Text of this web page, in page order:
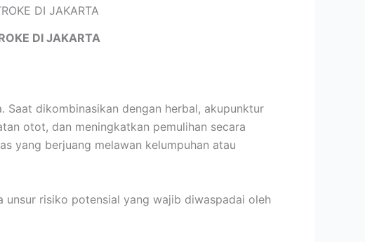
DI JAKARTA
dikombinasikan dengan herbal, akupunktur
otot, dan meningkatkan pemulihan secara
yang berjuang melawan kelumpuhan atau
unsur risiko potensial yang wajib diwaspadai oleh